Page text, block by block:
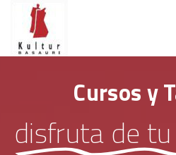
Cursos y
disfruta de